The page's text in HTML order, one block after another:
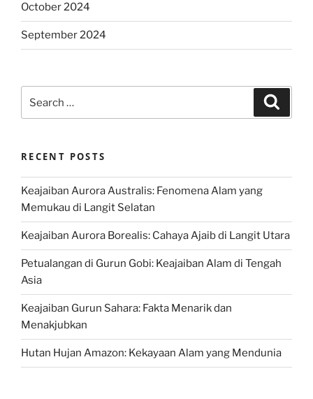
October 2024
September 2024
for:
RECENT POSTS
Keajaiban Aurora Australis: Fenomena Alam yang
Memukau di Langit Selatan
Keajaiban Aurora Borealis: Cahaya Ajaib di Langit Utara
Petualangan di Gurun Gobi: Keajaiban Alam di Tengah
Asia
Keajaiban Gurun Sahara: Fakta Menarik dan
Menakjubkan
Hutan Hujan Amazon: Kekayaan Alam yang Mendunia